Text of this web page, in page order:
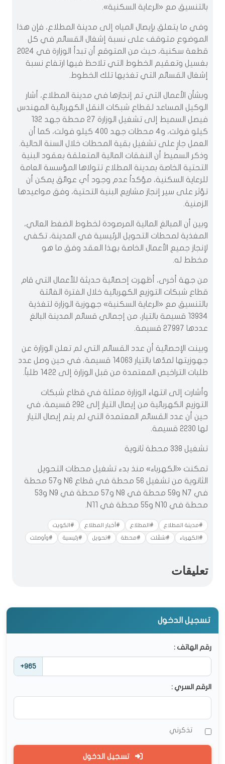
بالتنسيق مع «الرعاية السكنية».
وفي ما يتعلق بإيصال المياه إلى مدينة المطلاع، فإن هذا
الموضوع متوقف على نسبة إشغال القسائم في كل
قطعة سكنية، حيث من المتوقع أن تبدأ الوزارة في 2024
بغسيل وتعقيم الخطوط التي تلاحظ فيها ارتفاع نسبة
إشغال القسائم التي تغذيها تلك الخطوط.
وبشأن الأعمال التي تم إنجازها في مدينة المطلاع، أشار
الوكيل المساعد لقطاع شبكات النقل الكهربائية المهندس
فيصل السميط إلى تشغيل الوزارة 27 محطة جهد 132
كيلو فولت، و4 محطات جهد 400 كيلو فولت، كما أن
العمل جارٍ على تشغيل بقية المحطات خلال السنة الحالية.
وذكر السميط أن النفقات المالية المتعلقة بعقود البنية
التحتية الخاصة بمدينة المطلاع تتولاها المؤسسة العامة
للرعاية السكنية، مؤكداً عدم وجود أي عوائق يمكن أن
تؤثر على سير إنجاز مشاريع البنية التحتية، وفق مواعيدها
الزمنية.
وبين أن المبالغ المالية المرصودة لخطوط الضغط العالي،
المغذية لمحطات التحويل الرئيسية في المدينة، تكفي
لإنجاز جميع الأعمال الخاصة بهذا العقد وفق ما هو
مخطط له.
من جهة أخرى، أظهرت إحصائية حديثة للأعمال التي قام
قطاع شبكات التوزيع الكهربائية خلال الفترة الفائتة
بالتنسيق مع «الرعاية السكنية» جهوزية الوزارة لتغذية
13934 قسيمة بالتيار، من إجمالي قسائم المدينة البالغ
عددها 27997 قسيمة.
وبينت الإحصائية أن عدد القسائم التي لم تعلن الوزارة عن
جهوزيتها لمدّها بالتيار 14063 قسيمة، في حين وصل عدد
طلبات التراخيص المعتمدة من قبل الوزارة إلى 1422 طلباً.
وأشارت إلى انتهاء الوزارة ممثلة في قطاع شبكات
التوزيع الكهربائية من إيصال التيار إلى 292 قسيمة، في
حين أن عدد القسائم المعتمدة التي لم يتم إيصال التيار
لها 2230 قسيمة.
تشغيل 338 محطة ثانوية
تمكنت «الكهرباء» منذ بدء تشغيل محطات التحويل
الثانوية من تشغيل 56 محطة في قطاع N6 و57 محطة
في N7 و59 محطة في N8 و57 محطة في N9 و53
محطة في N10 و55 محطة في N11.
#مدينة المطلاع #المطلاع #أخبار المطلاع #الكويت
#الكهرباء #شغّلت #محطة #تحويل #رئيسية #وأوصلت
تعليقات
تسجيل الدخول
رقم الهاتف :
+965
الرقم السري :
تذكرني
تسجيل الدخول